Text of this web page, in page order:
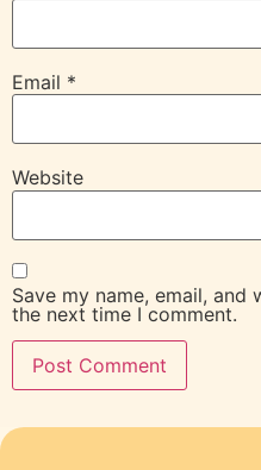
Email *
Website
Save my name, email,
the next time I comment.